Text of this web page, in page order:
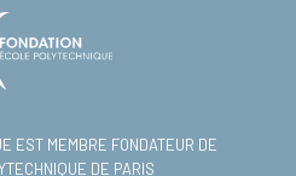
EST MEMBRE FONDATEUR DE
DE PARIS